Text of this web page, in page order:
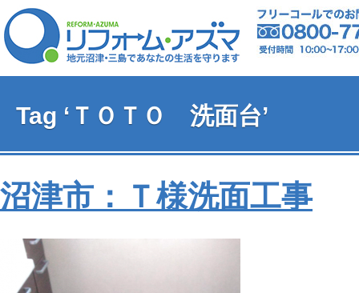
Tag ‘ＴＯＴＯ 洗面台’
沼津市：Ｔ様洗面工事